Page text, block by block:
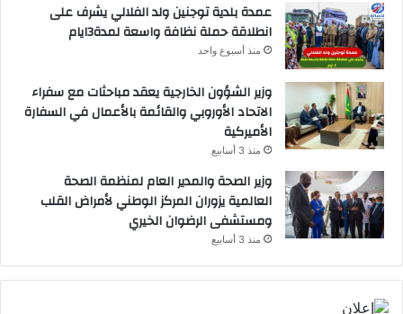
عمدة بلدية توجنين ولد الفلالي يشرف على
انطلاقة حملة نظافة واسعة لمدة3ايام
منذ أسبوع واحد
وزير الشؤون الخارجية يعقد مباحثات مع سفراء
الاتحاد الأوروبي والقائمة بالأعمال في السفارة
الأميركية
منذ 3 أسابيع
وزير الصحة والمدير العام لمنظمة الصحة
العالمية يزوران المركز الوطني لأمراض القلب
ومستشفى الرضوان الخيري
منذ 3 أسابيع